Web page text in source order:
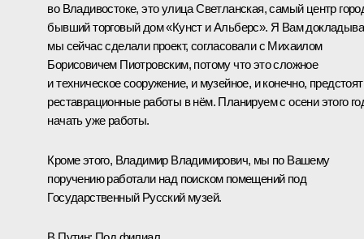
во Владивостоке, это улица Светланская, самый центр
бывший торговый дом «Кунст и Альберс». Я Вам
мы сейчас сделали проект, согласовали с Михаилом
Борисовичем Пиотровским, потому что это сложное
и техническое сооружение, и музейное, и конечно, предстоят
реставрационные работы в нём. Планируем с осени этого
начать уже работы.
Кроме этого, Владимир Владимирович, мы по Вашему
поручению работали над поиском помещений под
Государственный Русский музей.